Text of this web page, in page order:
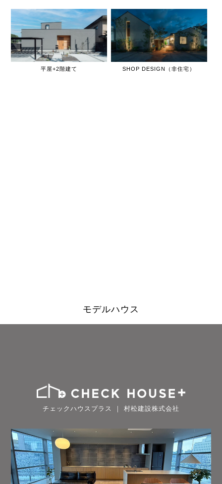
平屋+2階建て SHOP DESIGN（非住宅）
モデルハウス
チェックハウスプラス ｜ 村松建設株式会社